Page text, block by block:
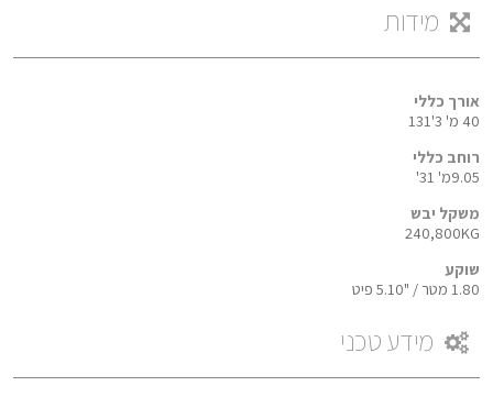
מידות
אורך כללי
40 מ' 3'131
רוחב כללי
9.05מ' 31'
משקל יבש
240,800KG
שוקע
1.80 מטר / "5.10 פיט
מידע טכני